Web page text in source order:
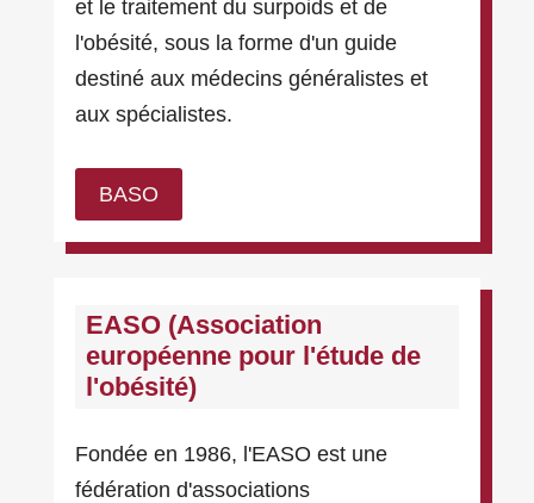
et le traitement du surpoids et de
l'obésité, sous la forme d'un guide
destiné aux médecins généralistes et
aux spécialistes.
BASO
EASO (Association
européenne pour l'étude de
l'obésité)
Fondée en 1986, l'EASO est une
fédération d'associations